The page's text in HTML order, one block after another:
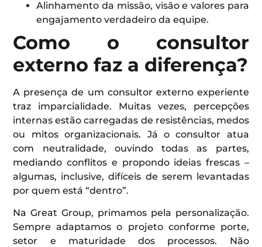
Alinhamento da missão, visão e valores para
engajamento verdadeiro da equipe.
Como o consultor
externo faz a diferença?
A presença de um consultor externo experiente
traz imparcialidade. Muitas vezes, percepções
internas estão carregadas de resistências, medos
ou mitos organizacionais. Já o consultor atua
com neutralidade, ouvindo todas as partes,
mediando conflitos e propondo ideias frescas –
algumas, inclusive, difíceis de serem levantadas
por quem está “dentro”.
Na Great Group, primamos pela personalização.
Sempre adaptamos o projeto conforme porte,
setor e maturidade dos processos. Não